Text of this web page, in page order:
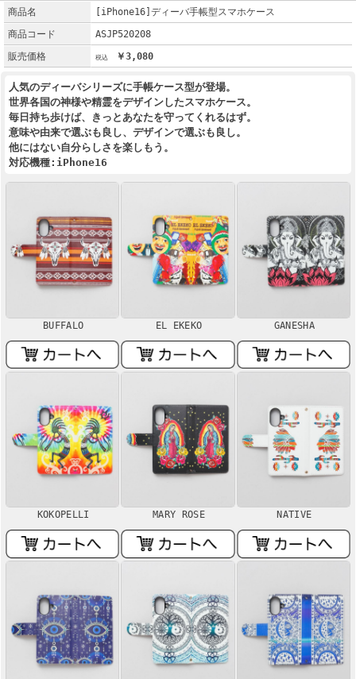
商品名
[iPhone16]ディーバ手帳型スマホケース
商品コード
ASJP520208
販売価格
￥3,080
人気のディーバシリーズに手帳ケース型が登場。
世界各国の神様や精霊をデザインしたスマホケース。
毎日持ち歩けば、きっとあなたを守ってくれるはず。
意味や由来で選ぶも良し、デザインで選ぶも良し。
他にはない自分らしさを楽しもう。
対応機種:iPhone16
BUFFALO EL EKEKO GANESHA
KOKOPELLI MARY ROSE NATIVE